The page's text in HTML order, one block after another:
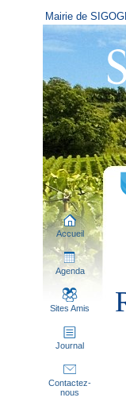
Mairie de
Accueil
Agenda
Sites Amis
Journal
Contactez-
nous